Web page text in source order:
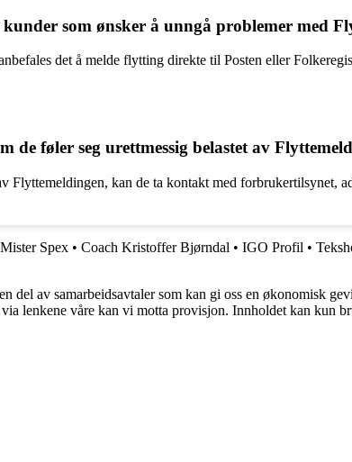
som ønsker å unngå problemer med
det å melde flytting direkte til Posten eller
de føler seg urettmessig belastet av
Flyttemeldingen, kan de ta kontakt med forbrukertilsynet,
Mister Spex • Coach Kristoffer Bjørndal • IGO Profil •
del av samarbeidsavtaler som kan gi oss en økonomisk
lenkene våre kan vi motta provisjon. Innholdet kan kun